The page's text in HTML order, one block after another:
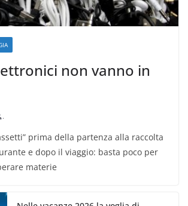
non vanno in
.
prima della partenza alla raccolta
e dopo il viaggio: basta poco per
materie